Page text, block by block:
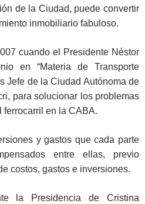
de la Ciudad, puede convertir
inmobiliario fabuloso.
cuando el Presidente Néstor
en “Materia de Transporte
Jefe de la Ciudad Autónoma de
para solucionar los problemas
ferrocarril en la CABA.
y gastos que cada parte
entre ellas, previo
costos, gastos e inversiones.
la Presidencia de Cristina